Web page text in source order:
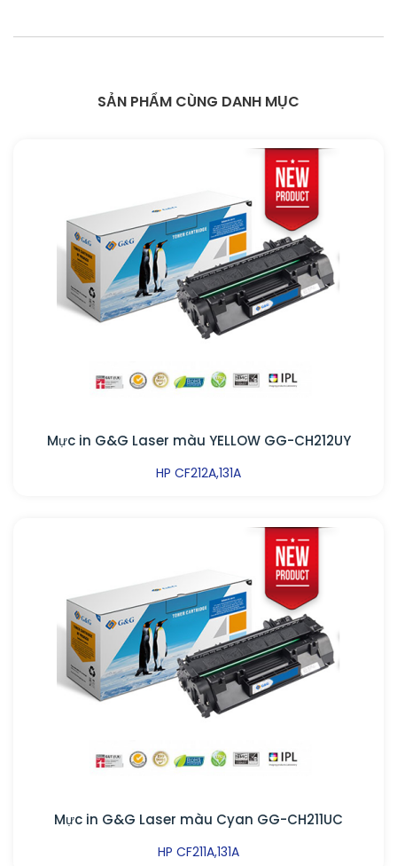
SẢN PHẨM CÙNG DANH MỤC
Mực in G&G Laser màu YELLOW GG-CH212UY
HP CF212A,131A
Mực in G&G Laser màu Cyan GG-CH211UC
HP CF211A,131A